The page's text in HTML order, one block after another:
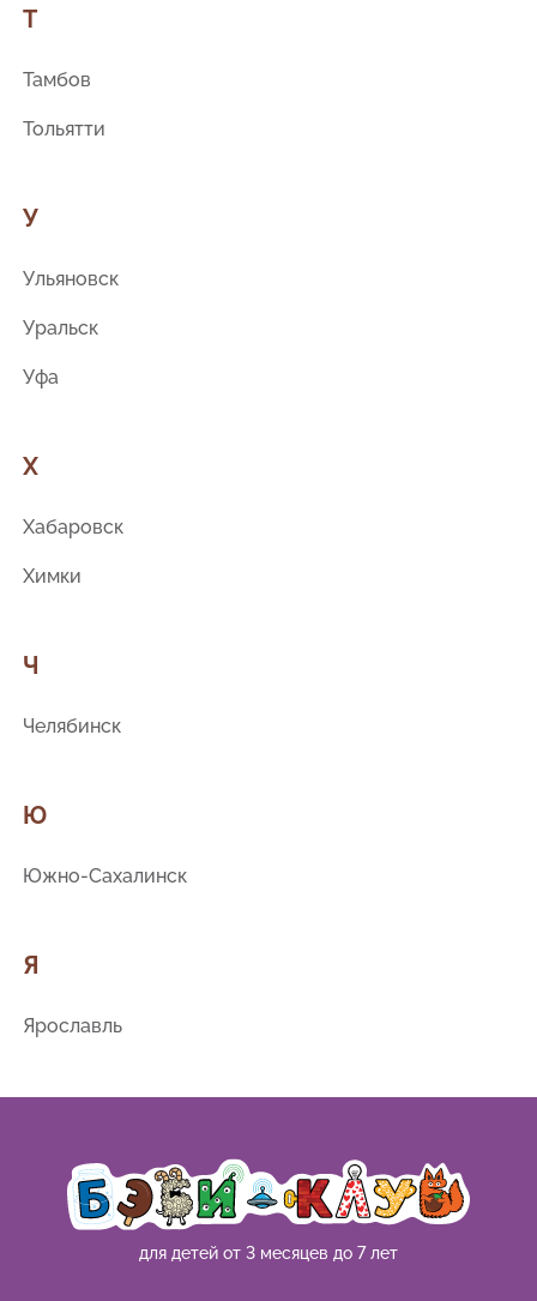
Т
Тамбов
Тольятти
У
Ульяновск
Уральск
Уфа
Х
Хабаровск
Химки
Ч
Челябинск
Ю
Южно-Сахалинск
Я
Ярославль
для детей от 3 месяцев до 7 лет